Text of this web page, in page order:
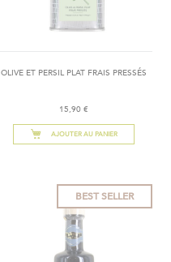
OLIVE ET PERSIL PLAT FRAIS PRESSÉS
15,90 €
AJOUTER AU PANIER
BEST SELLER